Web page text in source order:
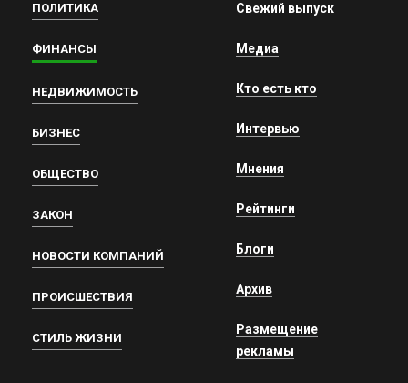
ПОЛИТИКА
ФИНАНСЫ
НЕДВИЖИМОСТЬ
БИЗНЕС
ОБЩЕСТВО
ЗАКОН
НОВОСТИ КОМПАНИЙ
ПРОИСШЕСТВИЯ
СТИЛЬ ЖИЗНИ
Свежий выпуск
Медиа
Кто есть кто
Интервью
Мнения
Рейтинги
Блоги
Архив
Размещение
рекламы